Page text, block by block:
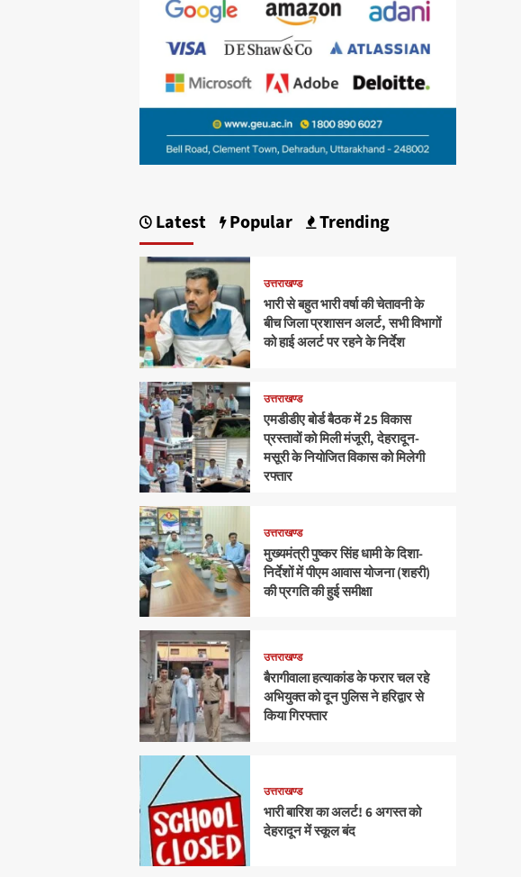
Latest Popular Trending
उत्तराखण्ड
भारी से बहुत भारी वर्षा की चेतावनी के
बीच जिला प्रशासन अलर्ट, सभी विभागों
को हाई अलर्ट पर रहने के निर्देश
उत्तराखण्ड
एमडीडीए बोर्ड बैठक में 25 विकास
प्रस्तावों को मिली मंजूरी, देहरादून-
मसूरी के नियोजित विकास को मिलेगी
रफ्तार
उत्तराखण्ड
मुख्यमंत्री पुष्कर सिंह धामी के दिशा-
निर्देशों में पीएम आवास योजना (शहरी)
की प्रगति की हुई समीक्षा
उत्तराखण्ड
बैरागीवाला हत्याकांड के फरार चल रहे
अभियुक्त को दून पुलिस ने हरिद्वार से
किया गिरफ्तार
उत्तराखण्ड
भारी बारिश का अलर्ट! 6 अगस्त को
देहरादून में स्कूल बंद